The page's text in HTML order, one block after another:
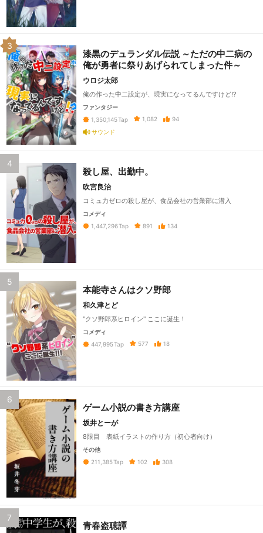
3
漆黒のデュランダル伝説 ～ただの中二病の
俺が勇者に祭りあげられてしまった件～
ウロジ太郎
俺の作った中二設定が、現実になってるんですけど!?
ファンタジー
1,350,145Tap 1,082
94
サウンド
4
殺し屋、出勤中。
吹宮良治
コミュ力ゼロの殺し屋が、食品会社の営業部に潜入
コメディ
1,447,296Tap 891 134
5
本能寺さんはクソ野郎
和久津とど
"クソ野郎系ヒロイン" ここに誕生！
コメディ
447,995Tap 577 18
6
ゲーム小説の書き方講座
坂井とーが
8限目 表紙イラストの作り方（初心者向け）
その他
211,385Tap 102 308
7
青春盗聴譚